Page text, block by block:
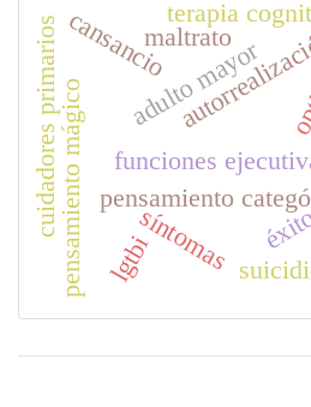
funciones
pensamiento
adulto mayor
pensamiento mágico síntomas
terapia
cuidadores primarios maltrato
cansancio
lgtbi